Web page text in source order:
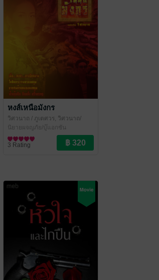
หงส์เหนือมังกร
วิศวนาถ / ภูเตศวร, วิศวนาถ/
สำนักพิมพ์หริหรา
นิยายผจญภัย/บู๊แอกชัน
3 Rating